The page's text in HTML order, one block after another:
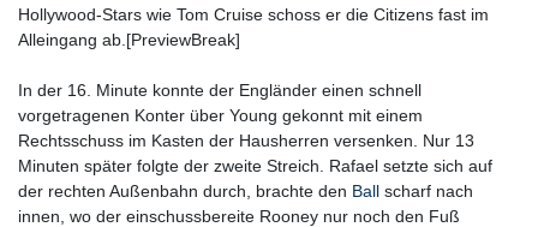
Hollywood-Stars wie Tom Cruise schoss er die Citizens fast im
Alleingang ab.[PreviewBreak]
In der 16. Minute konnte der Engländer einen schnell
vorgetragenen Konter über Young gekonnt mit einem
Rechtsschuss im Kasten der Hausherren versenken. Nur 13
Minuten später folgte der zweite Streich. Rafael setzte sich auf
der rechten Außenbahn durch, brachte den Ball scharf nach
innen, wo der einschussbereite Rooney nur noch den Fuß